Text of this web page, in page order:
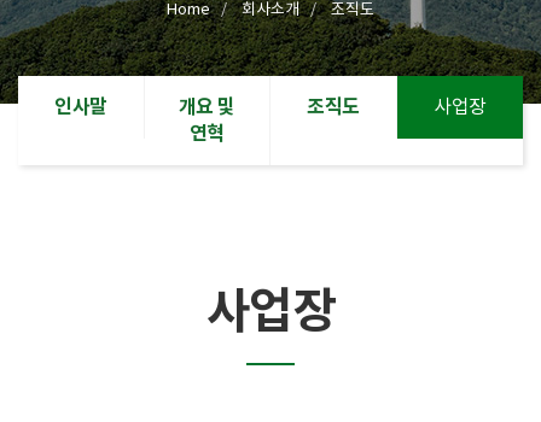
Home 회사소개 조직도
인사말
개요 및
연혁
조직도 사업장
사업장